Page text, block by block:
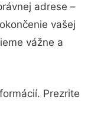
adrese –
vašej
vážne a
Prezrite